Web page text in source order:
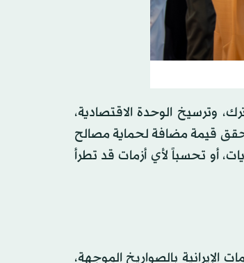
وترسيخ الوحدة الاقتصادية،
يحقق قيمة مضافة لحماية مصالح
أو تحسباً لأي أزمات قد تطرأ
بالصواريخ الموجهة،